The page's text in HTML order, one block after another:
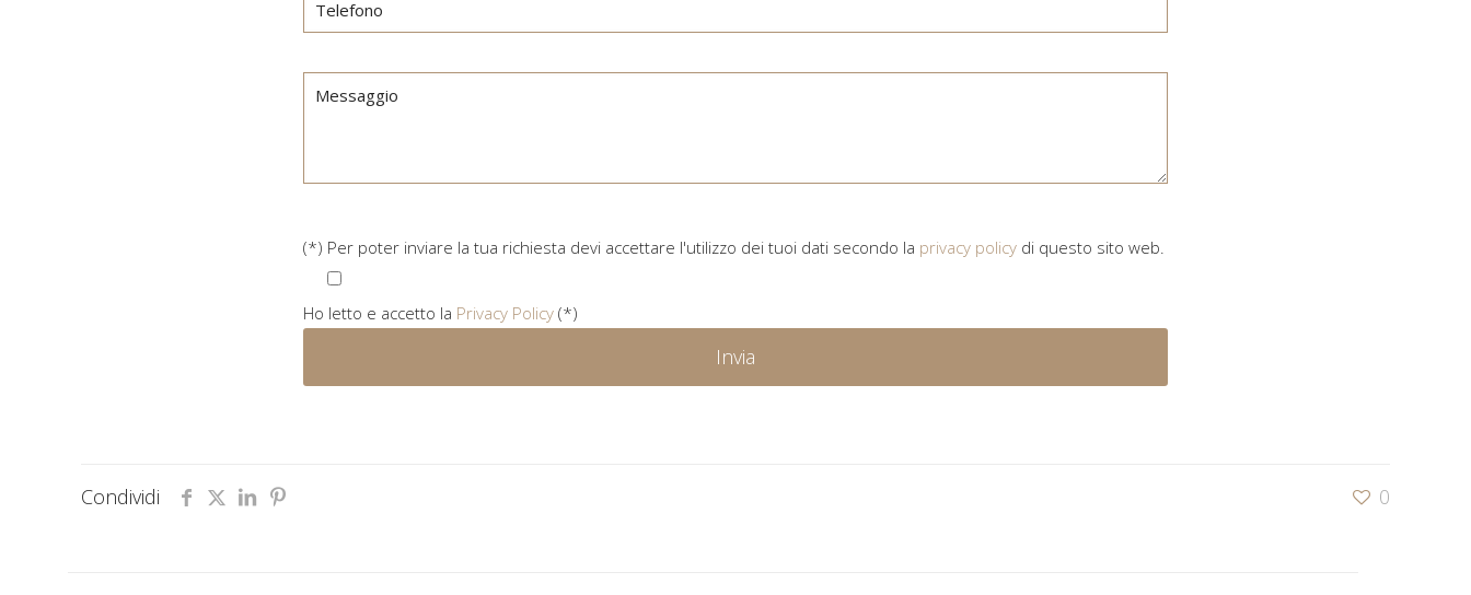
(*) Per poter inviare la tua richiesta devi accettare l'utilizzo dei tuoi dati secondo la privacy policy di questo sito web.
Ho letto e accetto la Privacy Policy (*)
Condividi 0